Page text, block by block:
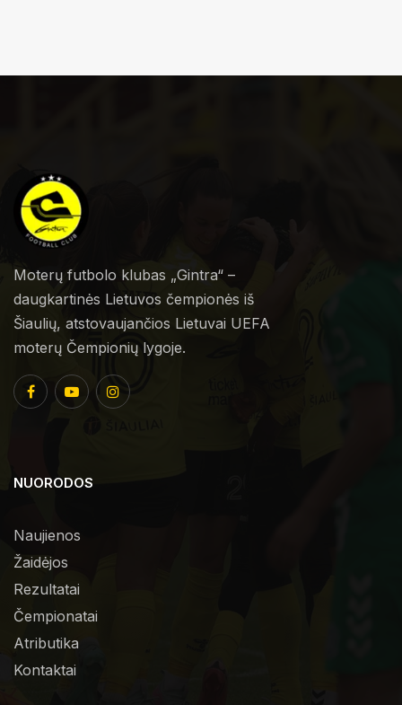
Moterų futbolo klubas „Gintra“ –
daugkartinės Lietuvos čempionės iš
Šiaulių, atstovaujančios Lietuvai UEFA
moterų Čempionių lygoje.
NUORODOS
Naujienos
Žaidėjos
Rezultatai
Čempionatai
Atributika
Kontaktai